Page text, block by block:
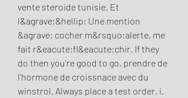
vente steroide tunisie. Et
l&agrave;&hellip; Une mention
&agrave; cocher m&rsquo;alerte, me
fait r&eacute;fl&eacute;chir. If they
do then you’re good to go, prendre de
l'hormone de croissnace avec du
winstrol. Always place a test order, i.